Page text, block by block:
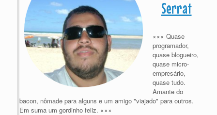
Serrat
××× Quase
programador,
quase blogueiro,
quase micro-
empresário,
quase tudo.
Amante do
bacon, nômade para alguns e um amigo "viajado" para outros.
Em suma um gordinho feliz. ×××